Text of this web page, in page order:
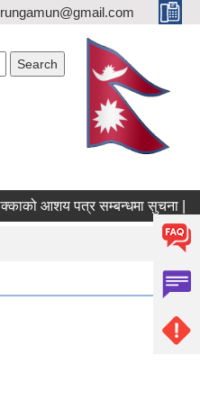
आशय पत्र सम्बन्धमा सुचना |